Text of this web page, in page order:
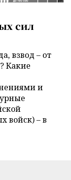
сил
взвод – от
Какие
и
войск) – в